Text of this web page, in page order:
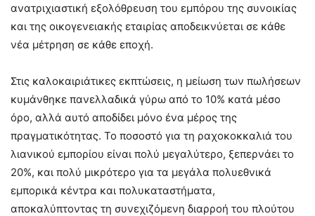
ανατριχιαστική εξολόθρευση του εμπόρου της συνοικίας
και της οικογενειακής εταιρίας αποδεικνύεται σε κάθε
νέα μέτρηση σε κάθε εποχή.
Στις καλοκαιριάτικες εκπτώσεις, η μείωση των πωλήσεων
κυμάνθηκε πανελλαδικά γύρω από το 10% κατά μέσο
όρο, αλλά αυτό αποδίδει μόνο ένα μέρος της
πραγματικότητας. Το ποσοστό για τη ραχοκοκκαλιά του
λιανικού εμπορίου είναι πολύ μεγαλύτερο, ξεπερνάει το
20%, και πολύ μικρότερο για τα μεγάλα πολυεθνικά
εμπορικά κέντρα και πολυκαταστήματα,
αποκαλύπτοντας τη συνεχιζόμενη διαρροή του πλούτου